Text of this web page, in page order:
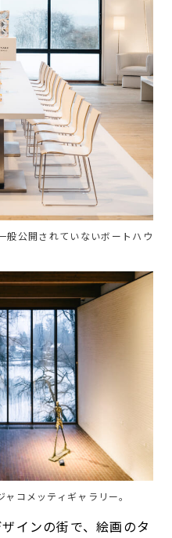
般公開されていないボートハウ
コメッティギャラリー。
インの街で、絵画のタ